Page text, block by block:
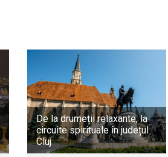
De la drumeții relaxante, la
circuite spirituale în județul
Cluj